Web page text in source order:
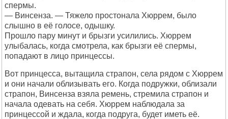
спермы.
— Винсенза. — Тяжело простонала Хюррем, было
слышно в её голосе, одышку.
Прошло пару минут и брызги усилились. Хюррем
улыбалась, когда смотрела, как брызги её спермы,
попадают в лицо принцессы.
Вот принцесса, вытащила страпон, села рядом с Хюррем
и они начали облизывать его. Когда подружки, облизали
страпон, Винсенза взяла ремень, стремила страпон и
начала одевать на себя. Хюррем наблюдала за
принцессой и ждала, когда подруга, будет иметь её.